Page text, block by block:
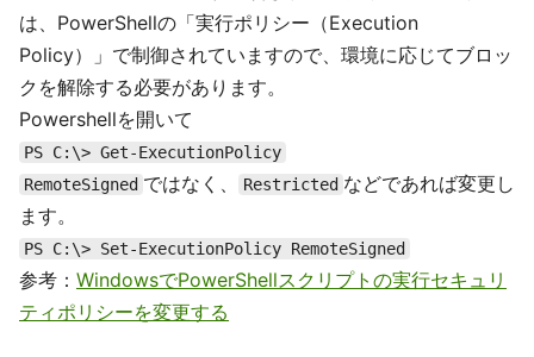
は、PowerShellの「実行ポリシー（Execution
Policy）」で制御されていますので、環境に応じてブロッ
クを解除する必要があります。
Powershellを開いて
PS C:\> Get-ExecutionPolicy
RemoteSigned ではなく、 Restricted などであれば変更し
ます。
PS C:\> Set-ExecutionPolicy RemoteSigned
参考： WindowsでPowerShellスクリプトの実行セキュリ
ティポリシーを変更する